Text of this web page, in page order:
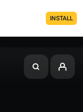
INSTALL